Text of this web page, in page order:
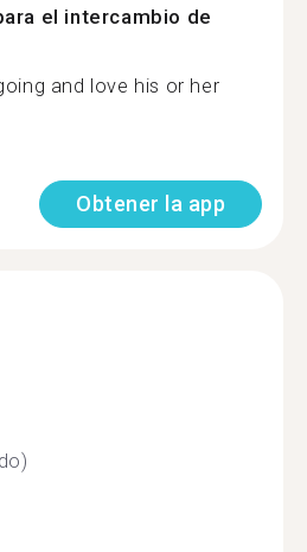
el intercambio de
and love his or her
Obtener la app